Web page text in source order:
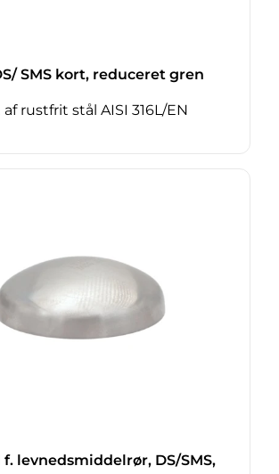
SMS kort, reduceret gren
rustfrit stål AISI 316L/EN
levnedsmiddelrør, DS/SMS,